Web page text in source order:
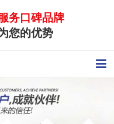
务口碑品牌
您的优势